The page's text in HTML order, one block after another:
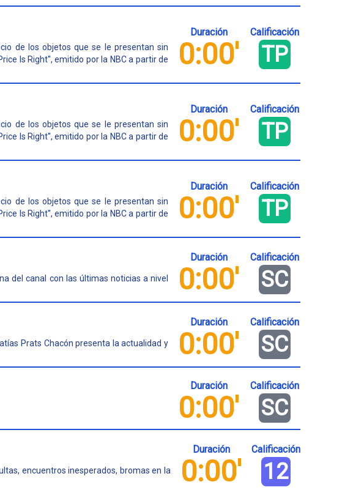
de los objetos que se le presentan sin
Is Right'', emitido por la NBC a partir de
Duración
0:00'
Calificación
TP
de los objetos que se le presentan sin
Is Right'', emitido por la NBC a partir de
Duración
0:00'
Calificación
TP
de los objetos que se le presentan sin
Is Right'', emitido por la NBC a partir de
Duración
0:00'
Calificación
TP
del canal con las últimas noticias a nivel
Duración
0:00'
Calificación
SC
Prats Chacón presenta la actualidad y
Duración
0:00'
Calificación
SC
Duración
0:00'
Calificación
SC
encuentros inesperados, bromas en la
Duración
0:00'
Calificación
12